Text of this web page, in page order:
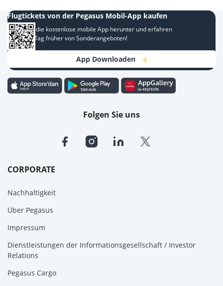
CORPORATE
Nachhaltigkeit
Über Pegasus
Impressum
Dienstleistungen der Informationsgesellschaft / Investor
Relations
Pegasus Cargo
Flugtickets von der Pegasus Mobil-App kaufen
Laden Sie die kostenlose mobile App herunter und erfahren
Sie einen Tag früher von Sonderangeboten!
App Downloaden
Folgen Sie uns